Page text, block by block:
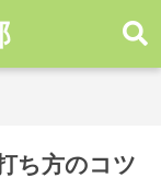
ち方のコツ